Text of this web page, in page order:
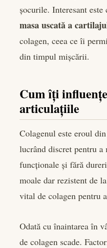
șocurile. Interesant
masa uscată a
colagen, ceea ce îi
din timpul mișcării.
Cum îți
articulațiile
Colagenul este eroul
lucrând discret pentru
funcționale și fără
moale dar rezistent de
vital de colagen pentru
Odată cu înaintarea în
de colagen scade.